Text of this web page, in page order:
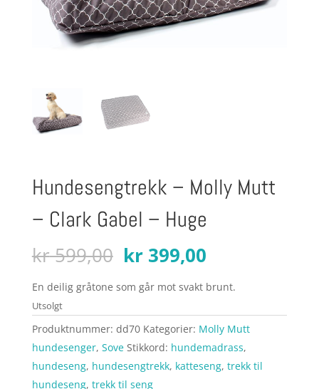
Hundesengtrekk – Molly Mutt
– Clark Gabel – Huge
kr599,00 Opprinnelig
var:
kr 599,00.
kr399,00Nåværende
er:
kr 399,00.
En deilig gråtone som går mot svakt brunt.
Utsolgt
Produktnummer: dd70 Kategorier: Molly Mutt
hundesenger, Sove Stikkord: hundemadrass,
hundeseng, hundesengtrekk, katteseng, trekk til
hundeseng, trekk til seng